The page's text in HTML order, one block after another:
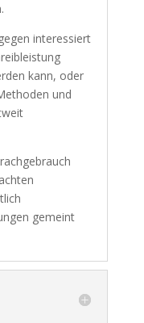
interessiert
kann, oder
und
gemeint